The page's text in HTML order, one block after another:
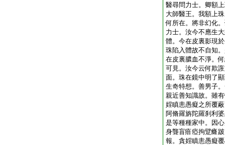
醫尋問力士。卿額
大師醫王。我額上
何所在。將非幻化
力士。汝今不應生
體。今在皮裏影現
珠陷入體故不自知
在皮裏膿血不淨。
可見。汝今云何欺
面。珠在鏡中明了
生奇特想。善男子
親近善知識故。雖
婬瞋恚愚癡之所覆
阿脩羅旃陀羅刹利
是等種種家中。因
身聾盲瘖瘂拘躄癃
報。貪婬瞋恚愚癡